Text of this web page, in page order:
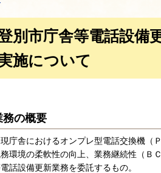
別市庁舎等電話設備
施について
務の概要
現庁舎におけるオンプレ型電話交換機（
環境の柔軟性の向上、業務継続性（Ｂ
話設備更新業務を委託するもの。